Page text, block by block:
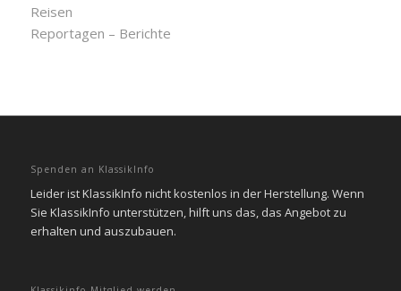
Reisen
Reportagen – Berichte
Spenden an KlassikInfo
Leider ist KlassikInfo nicht kostenlos in der Herstellung. Wenn
Sie KlassikInfo unterstützen, hilft uns das, das Angebot zu
erhalten und auszubauen.